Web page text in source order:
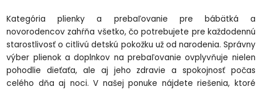
Kategória plienky a prebaľovanie pre bábätká a
novorodencov zahŕňa všetko, čo potrebujete pre každodennú
starostlivosť o citlivú detskú pokožku už od narodenia. Správny
výber plienok a doplnkov na prebaľovanie ovplyvňuje nielen
pohodlie dieťaťa, ale aj jeho zdravie a spokojnosť počas
celého dňa aj noci. V našej ponuke nájdete riešenia, ktoré